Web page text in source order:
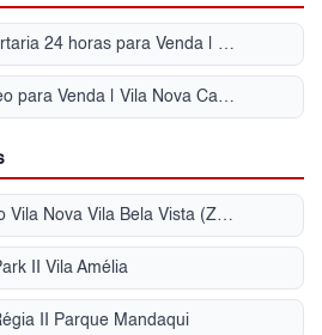
Apartamento com portaria 24 horas para Venda | Vila Nova Cachoeirinha
Apartamento no térreo para Venda | Vila Nova Cachoeirinha
Condomínio Premmio Vila Nova Vila Bela Vista (Zona Norte)
II Vila Amélia
II Parque Mandaqui